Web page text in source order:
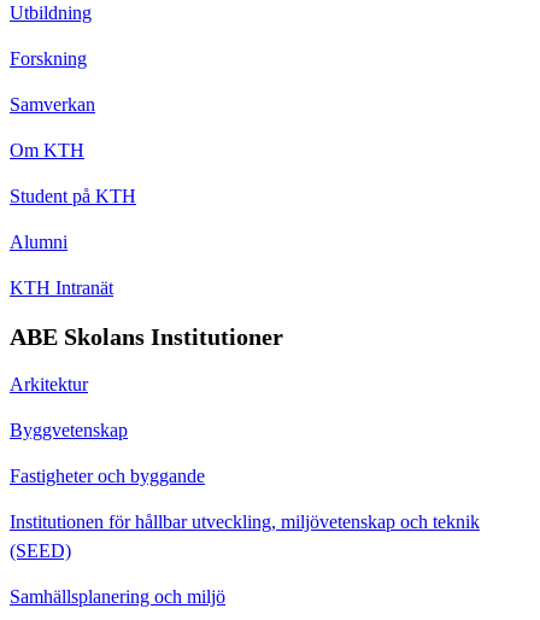
Utbildning
Forskning
Samverkan
Om KTH
Student på KTH
Alumni
KTH Intranät
ABE Skolans Institutioner
Arkitektur
Byggvetenskap
Fastigheter och byggande
Institutionen för hållbar utveckling, miljövetenskap och teknik
(SEED)
Samhällsplanering och miljö